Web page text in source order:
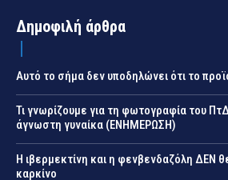
Δημοφιλή άρθρα
Αυτό το σήμα δεν υποδηλώνει ότι το
Τι γνωρίζουμε για τη φωτογραφία του
άγνωστη γυναίκα (ΕΝΗΜΕΡΩΣΗ)
Η ιβερμεκτίνη και η φενβενδαζόλη ΔΕΝ
καρκίνο